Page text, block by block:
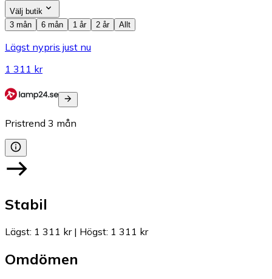
Välj butik
3 mån
6 mån 1 år 2 år Allt
Lägst nypris just nu
1 311 kr
Pristrend 3 mån
Stabil
Lägst: 1 311 kr| Högst: 1 311 kr
Omdömen